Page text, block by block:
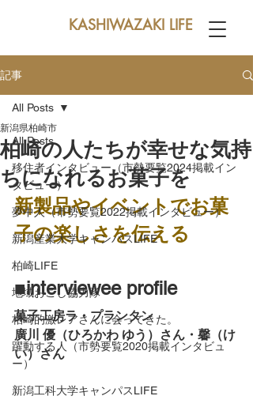
KASHIWAZAKI LIFE
記事
All Posts
移住者インタビュー（市勢要覧2024掲載イン
タビュー）
夢中人（市勢要覧2022掲載インタビュー）
新潟産業大学キャンパスLIFE
柏崎LIFE
地域おこし協力隊
柏崎的激レアさんに会ってきた。
躍動する人（市勢要覧2020掲載インタビュ
ー）
新潟工科大学キャンパスLIFE
All Posts
柏崎の人たちが幸せな気持
ちになれるお菓子を
新潟県柏崎市
新製品やイベントでお菓
子の楽しさを伝える
■interviewee profile
菓子工房ラ・プランタン
廣川 優（ひろかわ ゆう）さん・馨（け
い）さん